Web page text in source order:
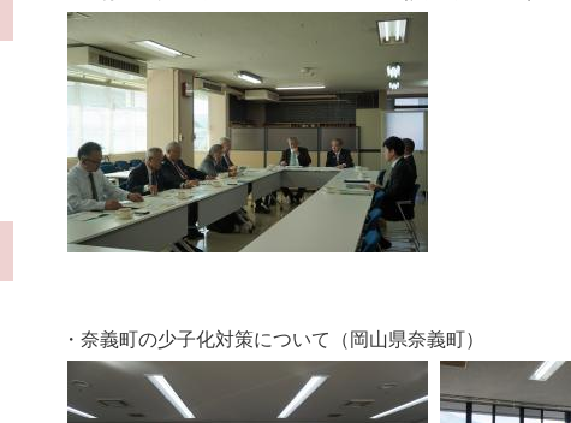
・奈義町の少子化対策について（岡山県奈義町）